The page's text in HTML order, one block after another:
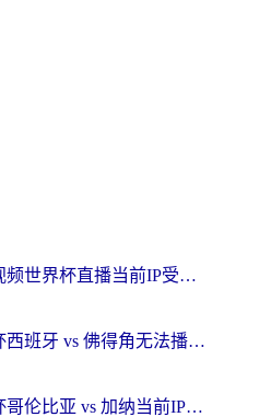
在海外看咪咕视频世界杯直播当前IP受限制？这篇指南帮你搞定所有体育赛事观看难题
在国外看世界杯西班牙 vs 佛得角无法播放？这篇指南帮你解锁所有中文体育直播
在海外看世界杯哥伦比亚 vs 加纳当前IP受限制？这篇指南帮你流畅看中文解说赛事